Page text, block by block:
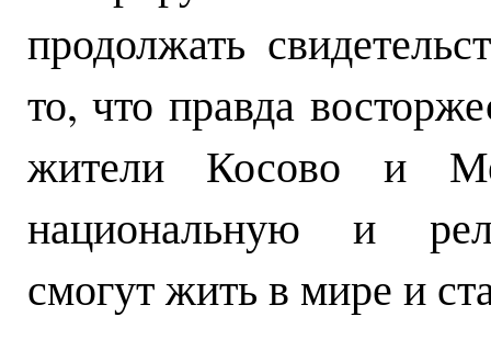
продолжать
то, что правда
жители Косово и
национальную и
смогут жить в мире и